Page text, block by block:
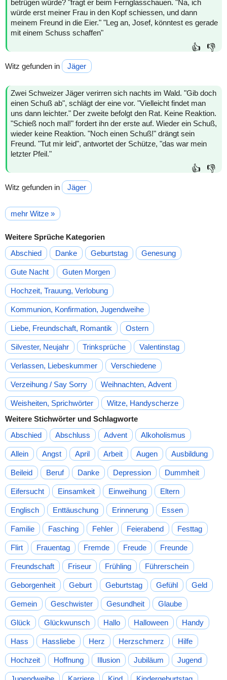
betrügen würde? "fragt er beim Fernglasschauen. "Na, ich
würde erst meiner Frau in den Kopf schiessen, und dann
meinem Freund in die Eier." "Leg an, Josef, könntest es gerade
mit einem Schuss schaffen"
👍 👎
Witz gefunden in Jäger
Zwei Schweizer Jäger verirren sich nachts im Wald. "Gib doch
einen Schuß ab", schlägt der eine vor. "Vielleicht findet man
uns dann leichter." Der zweite befolgt den Rat. Keine Reaktion.
"Schieß noch mal!" fordert ihn der erste auf. Wieder ein Schuß,
wieder keine Reaktion. "Noch einen Schuß!" drängt sein
Freund. "Tut mir leid", antwortet der Schütze, "das war mein
letzter Pfeil."
👍 👎
Witz gefunden in Jäger
mehr Witze »
Weitere Sprüche Kategorien
Abschied
Danke Geburtstag Genesung
Gute Nacht Guten Morgen
Hochzeit, Trauung, Verlobung
Kommunion, Konfirmation, Jugendweihe
Liebe, Freundschaft, Romantik Ostern
Silvester, Neujahr Trinksprüche Valentinstag
Verlassen, Liebeskummer Verschiedene
Verzeihung / Say Sorry Weihnachten, Advent
Weisheiten, Sprichwörter
Witze, Handyscherze
Weitere Stichwörter und Schlagworte
Abschied
Abschluss Advent Alkoholismus
Allein Angst April Arbeit Augen Ausbildung
Beileid Beruf Danke Depression Dummheit
Eifersucht Einsamkeit Einweihung Eltern
Englisch Enttäuschung Erinnerung Essen
Familie Fasching Fehler Feierabend Festtag
Flirt Frauentag Fremde Freude Freunde
Freundschaft Friseur Frühling Führerschein
Geborgenheit Geburt Geburtstag Gefühl Geld
Gemein Geschwister Gesundheit Glaube
Glück Glückwunsch Hallo Halloween Handy
Hass Hassliebe Herz Herzschmerz Hilfe
Hochzeit Hoffnung Illusion Jubiläum Jugend